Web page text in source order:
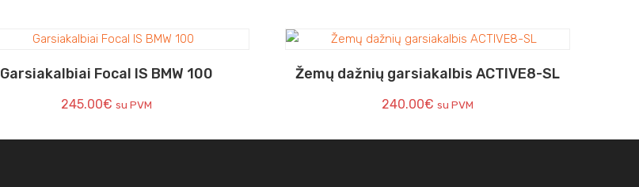
Garsiakalbiai Focal IS BMW 100
245.00€ su PVM
Žemų dažnių garsiakalbis ACTIVE8-SL
240.00€ su PVM